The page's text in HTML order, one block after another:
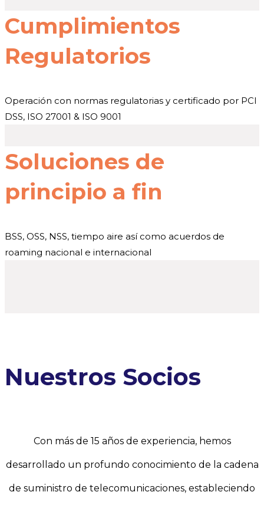
Cumplimientos
Regulatorios
Operación con normas regulatorias y certificado por PCI
DSS, ISO 27001 & ISO 9001
Soluciones de
principio a fin
BSS, OSS, NSS, tiempo aire así como acuerdos de
roaming nacional e internacional
Nuestros Socios
Con más de 15 años de experiencia, hemos
desarrollado un profundo conocimiento de la cadena
de suministro de telecomunicaciones, estableciendo